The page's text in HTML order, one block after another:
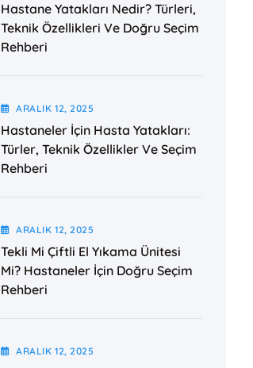
Hastane Yatakları Nedir? Türleri,
Teknik Özellikleri Ve Doğru Seçim
Rehberi
ARALIK 12, 2025
Hastaneler İçin Hasta Yatakları:
Türler, Teknik Özellikler Ve Seçim
Rehberi
ARALIK 12, 2025
Tekli Mi Çiftli El Yıkama Ünitesi
Mi? Hastaneler İçin Doğru Seçim
Rehberi
ARALIK 12, 2025